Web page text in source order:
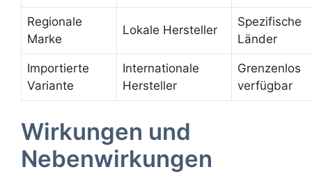
Regionale
Marke
Lokale Hersteller
Spezifische
Länder
Importierte
Variante
Internationale
Hersteller
Grenzenlos
verfügbar
Wirkungen und
Nebenwirkungen